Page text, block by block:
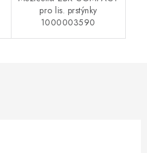
pro lis. prstýnky
1000003590